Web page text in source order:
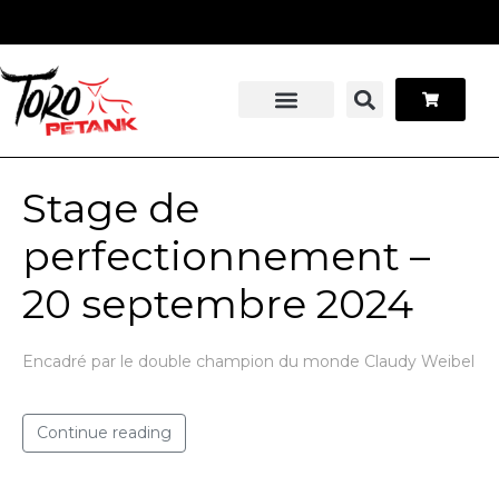
Stage de
perfectionnement –
20 septembre 2024
Encadré par le double champion du monde Claudy Weibel
Continue reading